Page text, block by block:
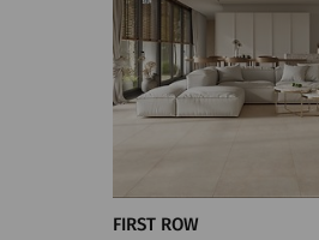
FIRST ROW